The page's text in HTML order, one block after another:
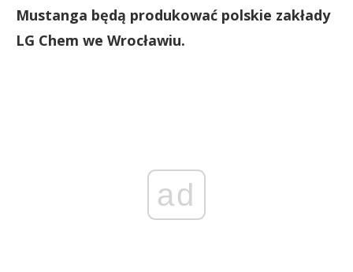
Mustanga będą produkować polskie zakłady
LG Chem we Wrocławiu.
ad